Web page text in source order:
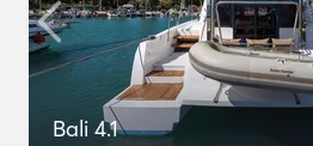
Bali 4.1